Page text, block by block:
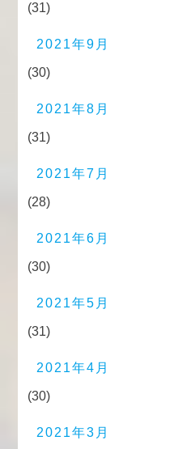
(31)
2021年9月
(30)
2021年8月
(31)
2021年7月
(28)
2021年6月
(30)
2021年5月
(31)
2021年4月
(30)
2021年3月